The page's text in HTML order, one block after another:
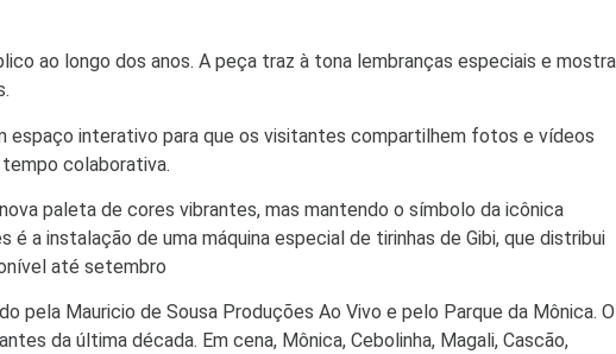
ao longo dos anos. A peça traz à tona lembranças especiais e mostra
espaço interativo para que os visitantes compartilhem fotos e vídeos
colaborativa.
paleta de cores vibrantes, mas mantendo o símbolo da icônica
a instalação de uma máquina especial de tirinhas de Gibi, que distribui
até setembro
pela Mauricio de Sousa Produções Ao Vivo e pelo Parque da Mônica. O
da última década. Em cena, Mônica, Cebolinha, Magali, Cascão,